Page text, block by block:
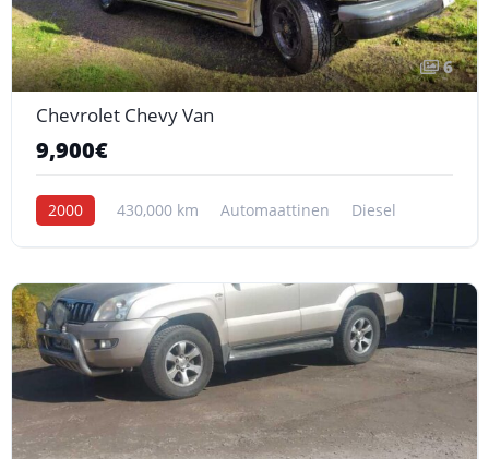
6
Chevrolet Chevy Van
9,900€
2000 430,000 km Automaattinen Diesel